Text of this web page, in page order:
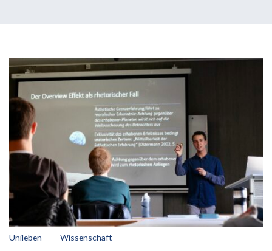
Unileben Wissenschaft